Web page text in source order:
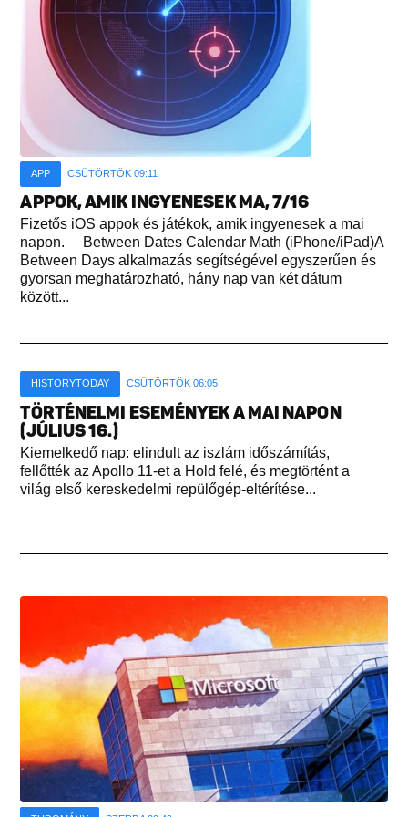
APP CSÜTÖRTÖK 09:11
APPOK, AMIK INGYENESEK MA, 7/16
Fizetős iOS appok és játékok, amik ingyenesek a mai
napon. Between Dates Calendar Math (iPhone/iPad)A
Between Days alkalmazás segítségével egyszerűen és
gyorsan meghatározható, hány nap van két dátum
között...
HISTORYTODAY CSÜTÖRTÖK 06:05
TÖRTÉNELMI ESEMÉNYEK A MAI NAPON
(JÚLIUS 16.)
Kiemelkedő nap: elindult az iszlám időszámítás,
fellőtték az Apollo 11-et a Hold felé, és megtörtént a
világ első kereskedelmi repülőgép-eltérítése...